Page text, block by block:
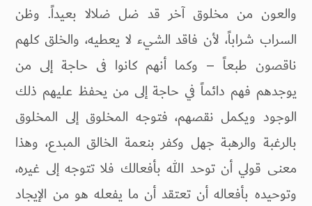
والعون من مخلوق آخر قد ضل ضلالا بعيداً. وظن
السراب شراباً، لأن فاقد الشيء لا يعطيه، والخلق كلهم
ناقصون طبعاً – وكما أنهم كانوا فى حاجة إلى من
يوجدهم فهم دائماً في حاجة إلى من يحفظ عليهم ذلك
الوجود ويكمل نقصهم، فتوجه المخلوق إلى المخلوق
بالرغبة والرهبة جهل وكفر بنعمة الخالق المبدع، وهذا
معنى قولي أن توحد الله بأفعالك فلا تتوجه إلى غيره،
وتوحيده بأفعاله أن تعتقد أن ما يفعله هو من الإيجاد